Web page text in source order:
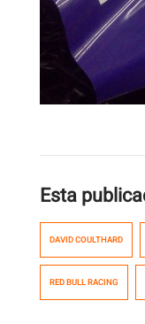
Esta
DAVID COULTHARD
RED BULL RACING